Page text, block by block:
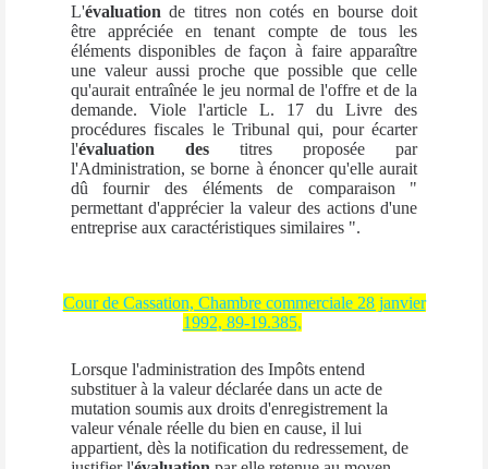
L'évaluation de titres non cotés en bourse doit
être appréciée en tenant compte de tous les
éléments disponibles de façon à faire apparaître
une valeur aussi proche que possible que celle
qu'aurait entraînée le jeu normal de l'offre et de la
demande. Viole l'article L. 17 du Livre des
procédures fiscales le Tribunal qui, pour écarter
l'évaluation destitres proposée par
l'Administration, se borne à énoncer qu'elle aurait
dû fournir des éléments de comparaison "
permettant d'apprécier la valeur des actions d'une
entreprise aux caractéristiques similaires ".
Cour de Cassation, Chambre commerciale 28 janvier
1992, 89-19.385,
Lorsque l'administration des Impôts entend
substituer à la valeur déclarée dans un acte de
mutation soumis aux droits d'enregistrement la
valeur vénale réelle du bien en cause, il lui
appartient, dès la notification du redressement, de